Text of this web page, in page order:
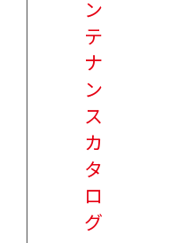
ン
テ
ナ
ン
ス
カ
タ
ロ
グ